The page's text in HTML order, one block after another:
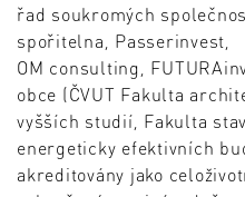
řad soukromých
spořitelna, Passerinvest,
OM consulting,
obce (ČVUT Fakulta
vyšších studií, Fakulta
energeticky efektivních
akreditovány jako